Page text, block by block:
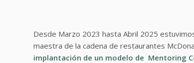
Desde Marzo 2023 hasta Abril 2025
maestra de la cadena de restaurantes
implantación de un modelo de Mentoring